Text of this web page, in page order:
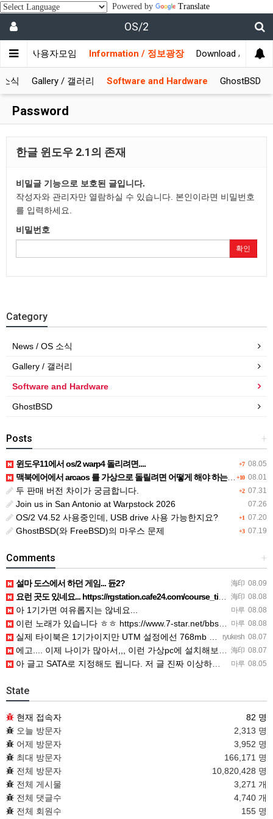
Powered by Translate
OS/2
/ 사용자모임 Information / 정보광장 Download / 자료실
식 Gallery / 갤러리 Software and Hardware GhostBSD
Password
한글 윈도우 2.1의 존재
비밀글 기능으로 보호된 글입니다.
작성자와 관리자만 열람하실 수 있습니다. 본인이라면 비밀번호
를 입력하세요.
비밀번호
확인
Category
News / OS 소식
Gallery / 갤러리
Software and Hardware
GhostBSD
+
Posts
+7 08.05
윈도우11에서 os/2 warp4 돌리려면....
+10 08.01
맥북에어에서 arcaos 를 가상으로 돌릴려면 어떻게 해야 하는 지요?
+2 07.31
두 판매 버전 차이가 궁금합니다.
07.26
Join us in San Antonio at Warpstock 2026
+1 07.20
OS/2 V4.52 사용중인데, USB drive 사용 가능한지요?
+3 07.19
GhostBSD(와 FreeBSD)의 마우스 문제
+
Comments
海印 08.09
설마 도스에서 하던 게임... 듄2?
海印 08.08
요런 곳도 있네요... https://rgstation.cafe24.com/course_tip/306500
마루 08.08
아 1기가면 여유롭지는 않네요...
마루 08.08
이런 노래가 있습니다 ㅎㅎ https://www.7-star.net/bbs/board.php?bo_table…
ryukesh 08.07
실제 타이북은 1기가이지만 UTM 설정에선 768mb 입니다. 1기가나 그 보다 넘게 설정하면 UTM 에뮬레…
海印 08.07
에고.... 이제 나이가 많아서,,, 이런 가상pc에 설치해보는 것도 귀찮군요.. ㅎㅎ 날씨도 덥고.....…
마루 08.05
아 글고 SATA로 지정해도 됩니다. 저 글 진짜 이상하네요. 옛날꺼 퍼와서 그런거 같은데요.
State
현재 접속자
82 명
오늘 방문자
2,313 명
어제 방문자
3,952 명
최대 방문자
166,171 명
전체 방문자
10,820,428 명
전체 게시물
3,271 개
전체 댓글수
4,740 개
전체 회원수
155 명